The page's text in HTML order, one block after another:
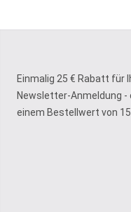
Einmalig 25 € Rabatt für
Newsletter-Anmeldung -
einem Bestellwert von